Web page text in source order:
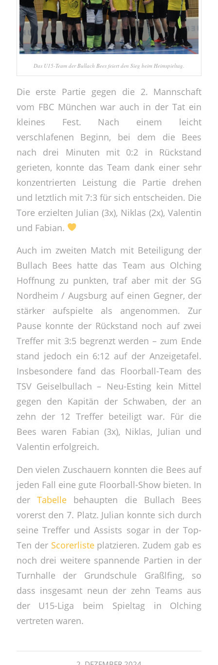
Das U15-Team der Bullach Bees feiert den Sieg beim Heimspieltag.
Die erste Partie gegen die 2. Mannschaft
vom FBC München war auch in der Tat ein
kleines Fest. Nach einem leicht
verschlafenen Beginn, bei dem die Bees
nach drei Minuten mit 0:2 in Rückstand
gerieten, konnte das Team dank einer sehr
konzentrierten Leistung die Partie drehen
und letztlich mit 7:3 für sich entscheiden. Die
Tore erzielten Julian (3x), Niklas (2x), Valentin
und Fabian.
Auch im zweiten Match mit Beteiligung der
Bullach Bees hatte das Team aus Olching
Hoffnung zu punkten, traf aber mit der SG
Nordheim / Augsburg auf einen Gegner, der
stärker aufspielte als angenommen. Zur
Pause konnte der Rückstand noch auf zwei
Treffer mit 3:5 begrenzt werden – zum Ende
stand jedoch ein 6:12 auf der Anzeigetafel.
Insbesondere fand das Floorball-Team des
TSV Geiselbullach – Neu-Esting kein Mittel
gegen den Kapitän der Schwaben, der an
zehn der 12 Treffer beteiligt war. Für die
Bees waren Fabian (3x), Niklas, Julian und
Valentin erfolgreich.
Den vielen Zuschauern konnten die Bees auf
jeden Fall eine gute Floorball-Show bieten. In
der Tabellebehaupten die Bullach Bees
vorerst den 7. Platz. Julian konnte sich durch
seine Treffer und Assists sogar in der Top-
Ten der Scorerlisteplatzieren. Zudem gab es
noch drei weitere spannende Partien in der
Turnhalle der Grundschule Graßlfing, so
dass insgesamt neun der zehn Teams aus
der U15-Liga beim Spieltag in Olching
vertreten waren.